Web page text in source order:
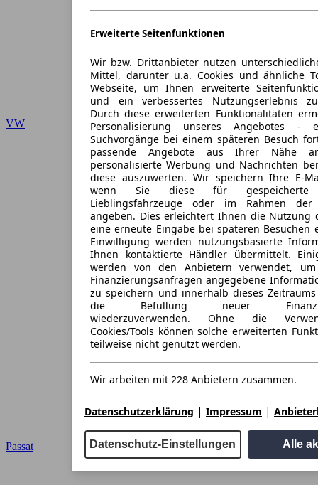
VW
Passat
Erweiterte Seitenfunktionen
Wir bzw. Drittanbieter nutzen
Mittel, darunter u.a. Cookies und ähnliche
Webseite, um Ihnen erweiterte
und ein verbessertes Nutzungserlebnis
Durch diese erweiterten Funktionalitäten
Personalisierung unseres Angebotes
Suchvorgänge bei einem späteren Besuch
passende Angebote aus Ihrer Nähe
personalisierte Werbung und Nachrichten
diese auszuwerten. Wir speichern Ihre E-
wenn Sie diese für gespeicherte
Lieblingsfahrzeuge oder im Rahmen der
angeben. Dies erleichtert Ihnen die Nutzung
eine erneute Eingabe bei späteren
Einwilligung werden nutzungsbasierte
Ihnen kontaktierte Händler übermittelt.
werden von den Anbietern verwendet,
Finanzierungsanfragen angegebene
zu speichern und innerhalb dieses
die Befüllung neuer
wiederzuverwenden. Ohne die
Cookies/Tools können solche erweiterten
teilweise nicht genutzt werden.
Wir arbeiten mit 228 Anbietern zusammen.
Datenschutzerklärung | Impressum |
Datenschutz-Einstellungen Alle